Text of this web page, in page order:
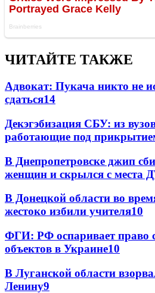
ЧИТАЙТЕ ТАКЖЕ
Адвокат: Пукача никто не
сдаться14
Декэгэбизация СБУ: из
работающие под
В Днепропетровске джип
женщин и скрылся с места
В Донецкой области во
жестоко избили учителя10
ФГИ: РФ оспаривает право
объектов в Украине10
В Луганской области
Ленину9